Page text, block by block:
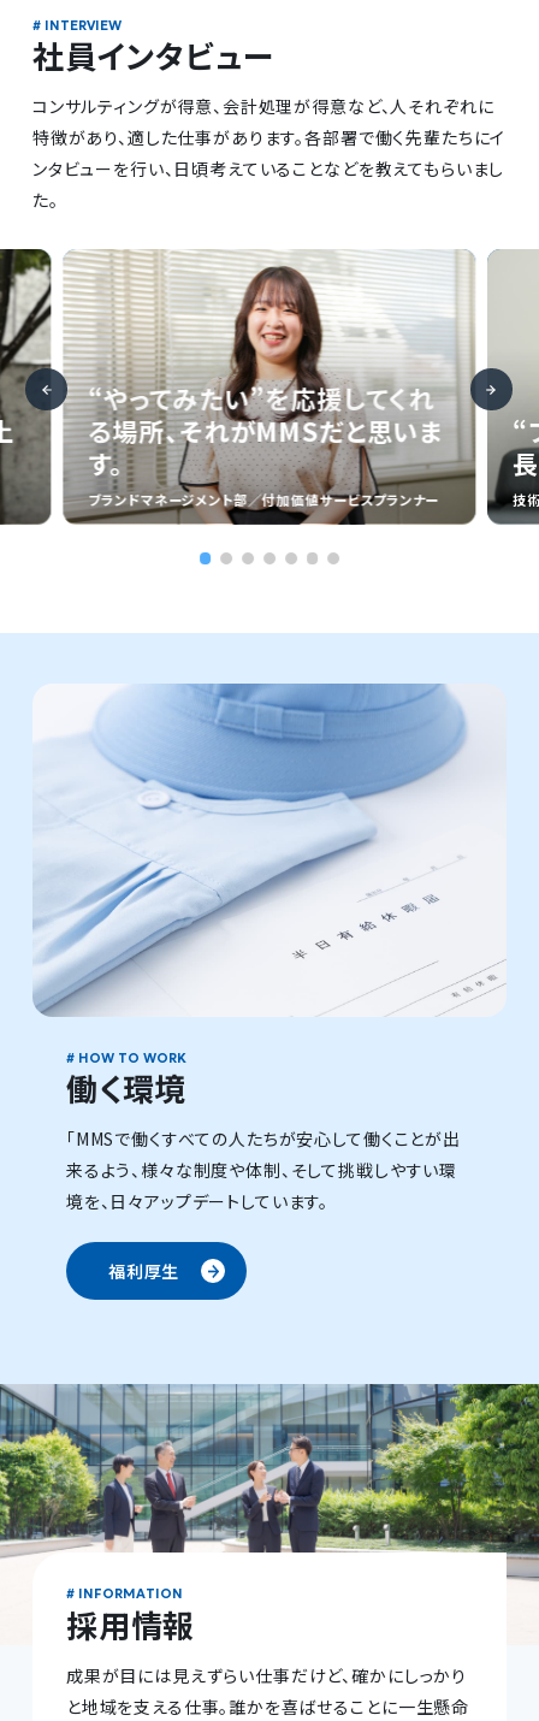
社員インタビュー
コンサルティングが得意、会計処理が得意など、人それぞれに
特徴があり、適した仕事があります。各部署で働く先輩たちにイ
ンタビューを行い、日頃考えていることなどを教えてもらいまし
た。
“やってみたい”を応援してくれ
る場所、それがMMSだと思いま
す。
ブランドマネージメント部／付加価値サービスプランナー
“
技
働く環境
「MMSで働くすべての人たちが安心して働くことが出
来るよう、様々な制度や体制、そして挑戦しやすい環
境を、日々アップデートしています。
福利厚生
採用情報
成果が目には見えずらい仕事だけど、確かにしっかり
と地域を支える仕事。誰かを喜ばせることに一生懸命